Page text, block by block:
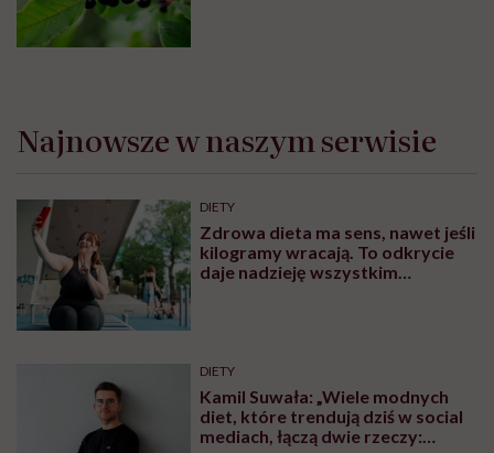
Najnowsze w naszym serwisie
DIETY
Zdrowa dieta ma sens, nawet jeśli
kilogramy wracają. To odkrycie
daje nadzieję wszystkim
DIETY
Kamil Suwała: „Wiele modnych
diet, które trendują dziś w social
mediach, łączą dwie rzeczy: